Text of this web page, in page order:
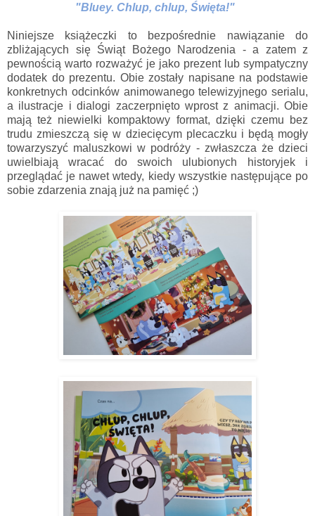
"Bluey. Chlup, chlup, Święta!"
Niniejsze książeczki to bezpośrednie nawiązanie do
zbliżających się Świąt Bożego Narodzenia - a zatem z
pewnością warto rozważyć je jako prezent lub sympatyczny
dodatek do prezentu. Obie zostały napisane na podstawie
konkretnych odcinków animowanego telewizyjnego serialu,
a ilustracje i dialogi zaczerpnięto wprost z animacji. Obie
mają też niewielki kompaktowy format, dzięki czemu bez
trudu zmieszczą się w dziecięcym plecaczku i będą mogły
towarzyszyć maluszkowi w podróży - zwłaszcza że dzieci
uwielbiają wracać do swoich ulubionych historyjek i
przeglądać je nawet wtedy, kiedy wszystkie następujące po
sobie zdarzenia znają już na pamięć ;)